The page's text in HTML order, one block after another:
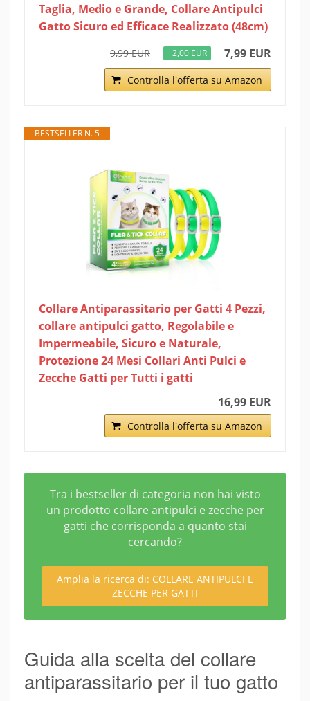
Taglia, Medio e Grande, Collare Antipulci
Gatto Sicuro ed Efficace Realizzato (48cm)
9,99 EUR −2,00 EUR 7,99 EUR
Controlla l'offerta su Amazon
BESTSELLER N. 5
Collare Antiparassitario per Gatti 4 Pezzi,
collare antipulci gatto, Regolabile e
Impermeabile, Sicuro e Naturale,
Protezione 24 Mesi Collari Anti Pulci e
Zecche Gatti per Tutti i gatti
16,99 EUR
Controlla l'offerta su Amazon
Tra i bestseller di categoria non hai visto
un prodotto collare antipulci e zecche per
gatti che corrisponda a quanto stai
cercando?
Amplia la ricerca di: COLLARE ANTIPULCI E
ZECCHE PER GATTI
Guida alla scelta del collare
antiparassitario per il tuo gatto